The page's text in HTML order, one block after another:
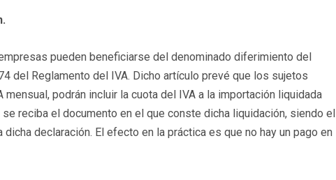
pueden beneficiarse del denominado diferimiento del
del Reglamento del IVA. Dicho artículo prevé que los sujetos
podrán incluir la cuota del IVA a la importación liquidada
reciba el documento en el que conste dicha liquidación, siendo el
declaración. El efecto en la práctica es que no hay un pago en